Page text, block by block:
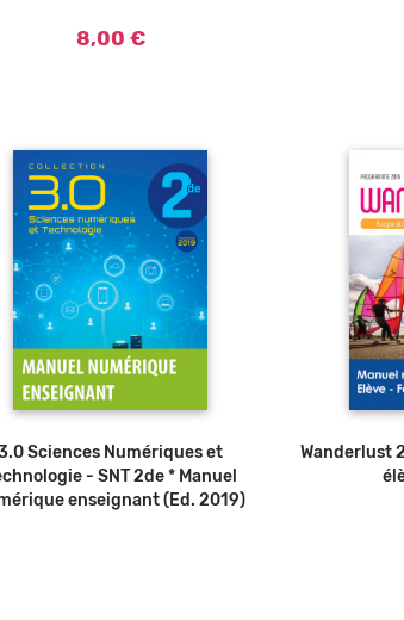
8,00 €
Sciences Numériques et
- SNT 2de * Manuel
enseignant (Ed. 2019)
Wanderlust